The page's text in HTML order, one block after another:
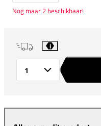
Nog maar 2 beschikbaar!
i